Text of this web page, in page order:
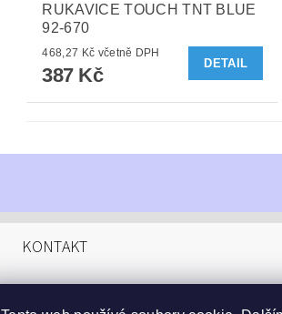
RUKAVICE TOUCH TNT BLUE
92-670
468,27 Kč včetně DPH
387 Kč
DETAIL
KONTAKT